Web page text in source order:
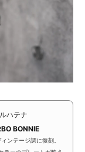
ハテナ
BONNIE
ンテージ調に復刻。